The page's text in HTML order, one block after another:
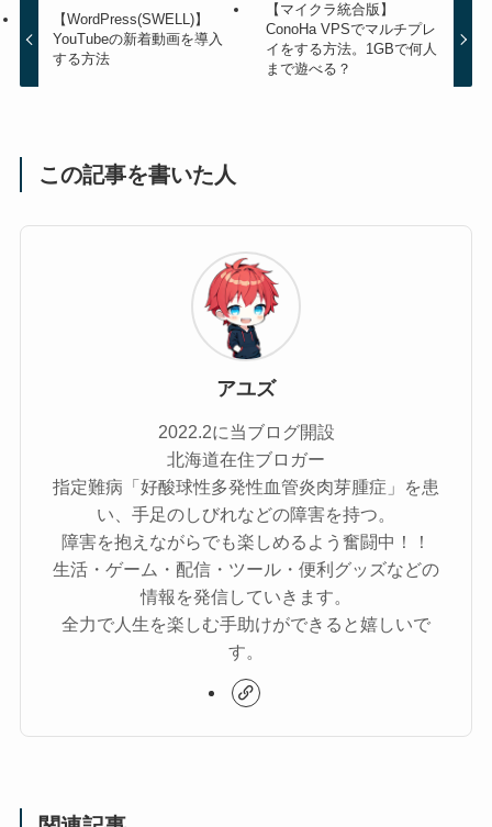
【WordPress(SWELL)】
YouTubeの新着動画を導入
する方法
【マイクラ統合版】
ConoHa VPSでマルチプレ
イをする方法。1GBで何人
まで遊べる？
この記事を書いた人
アユズ
2022.2に当ブログ開設
北海道在住ブロガー
指定難病「好酸球性多発性血管炎肉芽腫症」を患
い、手足のしびれなどの障害を持つ。
障害を抱えながらでも楽しめるよう奮闘中！！
生活・ゲーム・配信・ツール・便利グッズなどの
情報を発信していきます。
全力で人生を楽しむ手助けができると嬉しいで
す。